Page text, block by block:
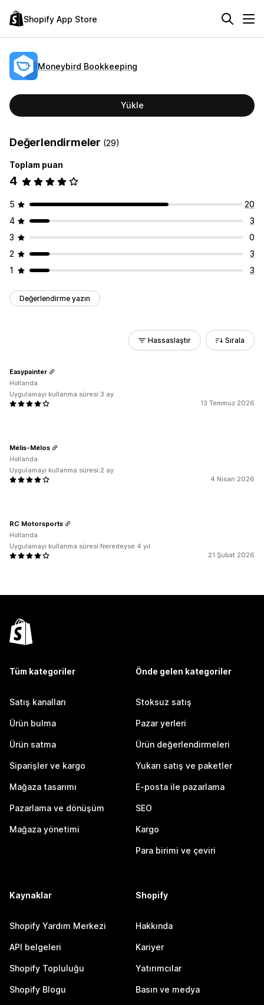
Shopify App Store
Moneybird Bookkeeping
Yükle
Değerlendirmeler (29)
Toplam puan
4
5
20
4
3
3
0
2
3
1
3
Değerlendirme yazın
Hassaslaştır Sırala
13 Temmuz 2026
Easypainter
Hollanda
Uygulamayı kullanma süresi:3 ay
4 Nisan 2026
Mélis-Mélos
Hollanda
Uygulamayı kullanma süresi:2 ay
21 Şubat 2026
RC Motorsports
Hollanda
Uygulamayı kullanma süresi:Neredeyse 4 yıl
Tüm kategoriler
Satış kanalları
Ürün bulma
Ürün satma
Siparişler ve kargo
Mağaza tasarımı
Pazarlama ve dönüşüm
Mağaza yönetimi
Önde gelen kategoriler
Stoksuz satış
Pazar yerleri
Ürün değerlendirmeleri
Yukarı satış ve paketler
E-posta ile pazarlama
SEO
Kargo
Para birimi ve çeviri
Kaynaklar
Shopify Yardım Merkezi
API belgeleri
Shopify Topluluğu
Shopify Blogu
Shopify
Hakkında
Kariyer
Yatırımcılar
Basın ve medya